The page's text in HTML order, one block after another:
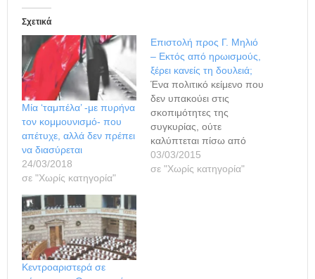
Σχετικά
Μία ‘ταμπέλα’ -με πυρήνα
τον κομμουνισμό- που
απέτυχε, αλλά δεν πρέπει
να διασύρεται
24/03/2018
σε "Χωρίς κατηγορία"
Επιστολή προς Γ. Μηλιό
– Εκτός από ηρωισμούς,
ξέρει κανείς τη δουλειά;
Ένα πολιτικό κείμενο που
δεν υπακούει στις
σκοπιμότητες της
συγκυρίας, ούτε
καλύπτεται πίσω από
βολικά ψεύδη, είναι πάντα
κέρδος. Αυτό αποκόμισα
03/03/2015
σε "Χωρίς κατηγορία"
Κεντροαριστερά σε